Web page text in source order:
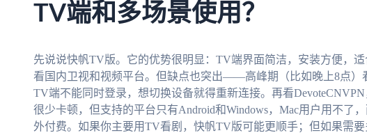
TV端和多场景使用？
先说说快帆TV版。它的优势很明显：TV端界面简洁，安装方便，
看国内卫视和视频平台。但缺点也突出——高峰期（比如晚上8点）
TV端不能同时登录，想切换设备就得重新连接。再看
很少卡顿，但支持的平台只有Android和Windows，Mac用户用不了
外付费。如果你主要用TV看剧，快帆TV版可能更顺手；但如果需要